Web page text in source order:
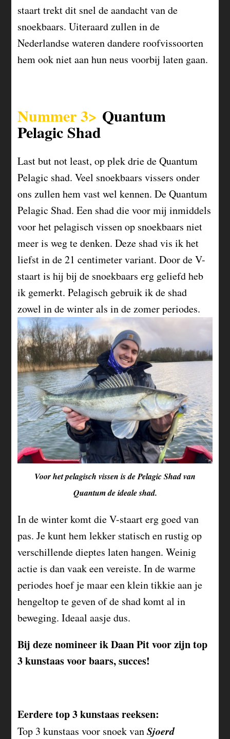
staart trekt dit snel de aandacht van de
snoekbaars. Uiteraard zullen in de
Nederlandse wateren dandere roofvissoorten
hem ook niet aan hun neus voorbij laten gaan.
Nummer 3> Quantum
Pelagic Shad
Last but not least, op plek drie de Quantum
Pelagic shad. Veel snoekbaars vissers onder
ons zullen hem vast wel kennen. De Quantum
Pelagic Shad. Een shad die voor mij inmiddels
voor het pelagisch vissen op snoekbaars niet
meer is weg te denken. Deze shad vis ik het
liefst in de 21 centimeter variant. Door de V-
staart is hij bij de snoekbaars erg geliefd heb
ik gemerkt. Pelagisch gebruik ik de shad
zowel in de winter als in de zomer periodes.
Voor het pelagisch vissen is de Pelagic Shad van
Quantum de ideale shad.
In de winter komt die V-staart erg goed van
pas. Je kunt hem lekker statisch en rustig op
verschillende dieptes laten hangen. Weinig
actie is dan vaak een vereiste. In de warme
periodes hoef je maar een klein tikkie aan je
hengeltop te geven of de shad komt al in
beweging. Ideaal aasje dus.
Bij deze nomineer ik Daan Pit voor zijn top
3 kunstaas voor baars, succes!
Eerdere top 3 kunstaas reeksen:
Top 3 kunstaas voor snoek vanSjoerd